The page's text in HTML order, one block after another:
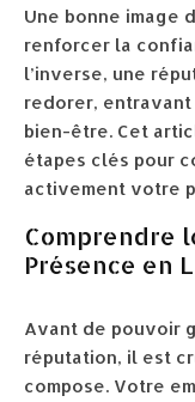
Une bonne image
renforcer la
l’inverse, une
redorer,
bien-être. Cet
étapes clés pour
activement votre
Comprendre
Présence en
Avant de pouvoir
réputation, il est
compose. Votre